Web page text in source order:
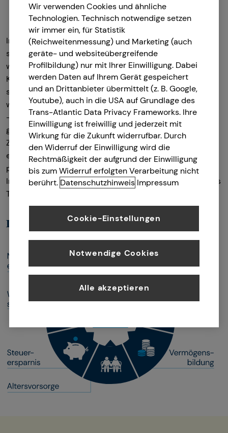
Im Fall von steigenden Mieteinnahmen können diese
später jeden Monat deine Alterseinkünfte erhöhen,
während du gleichzeitig generationenübergreifend
Kapital aufbauen und dringend benötigten Wohnraum
schaffen kannst. In Deutschland ist Wohnraum eine
wertvolle Ressource, die immer stärker nachgefragt wird
– durch deine Investition leistest du einen wichtigen
gesellschaftlichen Beitrag, indem du Menschen ein
Zuhause bietest. So wird die vermietete Immobilie zu
einer nachhaltigen Investition, von der alle Beteiligten
profitieren können: die Menschen, die darin leben, du als
Investor bzw. Investorin, und – falls du die Immobilie eines
Tages vererben solltest – auch deine Familie.
Deine Vorteile auf einen Blick
Wir verwenden Cookies und ähnliche
Technologien. Technisch notwendige setzen
wir immer ein, für Statistik
(Reichweitenmessung) und Marketing (auch
geräte- und websiteübergreifende
Profilbildung) nur mit Ihrer Einwilligung. Dabei
werden Daten auf Ihrem Gerät gespeichert
und an Drittanbieter übermittelt (z. B. Google,
Youtube), auch in die USA auf Grundlage des
Trans-Atlantic Data Privacy Frameworks. Ihre
Einwilligung ist freiwillig und jederzeit mit
Wirkung für die Zukunft widerrufbar. Durch
den Widerruf der Einwilligung wird die
Rechtmäßigkeit der aufgrund der Einwilligung
bis zum Widerruf erfolgten Verarbeitung nicht
berührt. Datenschutzhinweis Impressum
Cookie-Einstellungen
Notwendige Cookies
Alle akzeptieren